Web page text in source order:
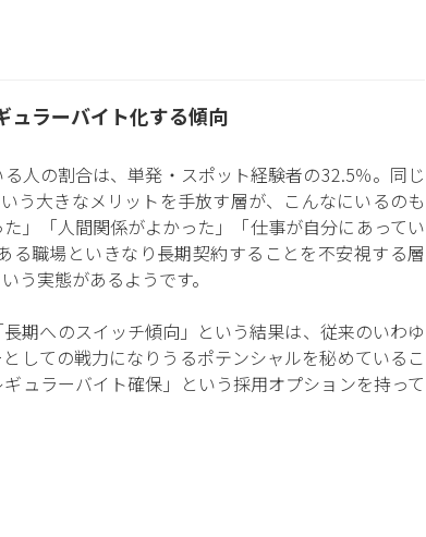
ュラーバイト化する傾向
人の割合は、単発・スポット経験者の32.5％。同じ
う大きなメリットを手放す層が、こんなにいるのも
」「人間関係がよかった」「仕事が自分にあってい
る職場といきなり長期契約することを不安視する層
う実態があるようです。
期へのスイッチ傾向」という結果は、従来のいわゆ
しての戦力になりうるポテンシャルを秘めているこ
ュラーバイト確保」という採用オプションを持って